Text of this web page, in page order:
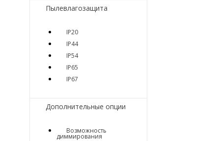
Пылевлагозащита
IP20
IP44
IP54
IP65
IP67
Дополнительные опции
Возможность
диммирования